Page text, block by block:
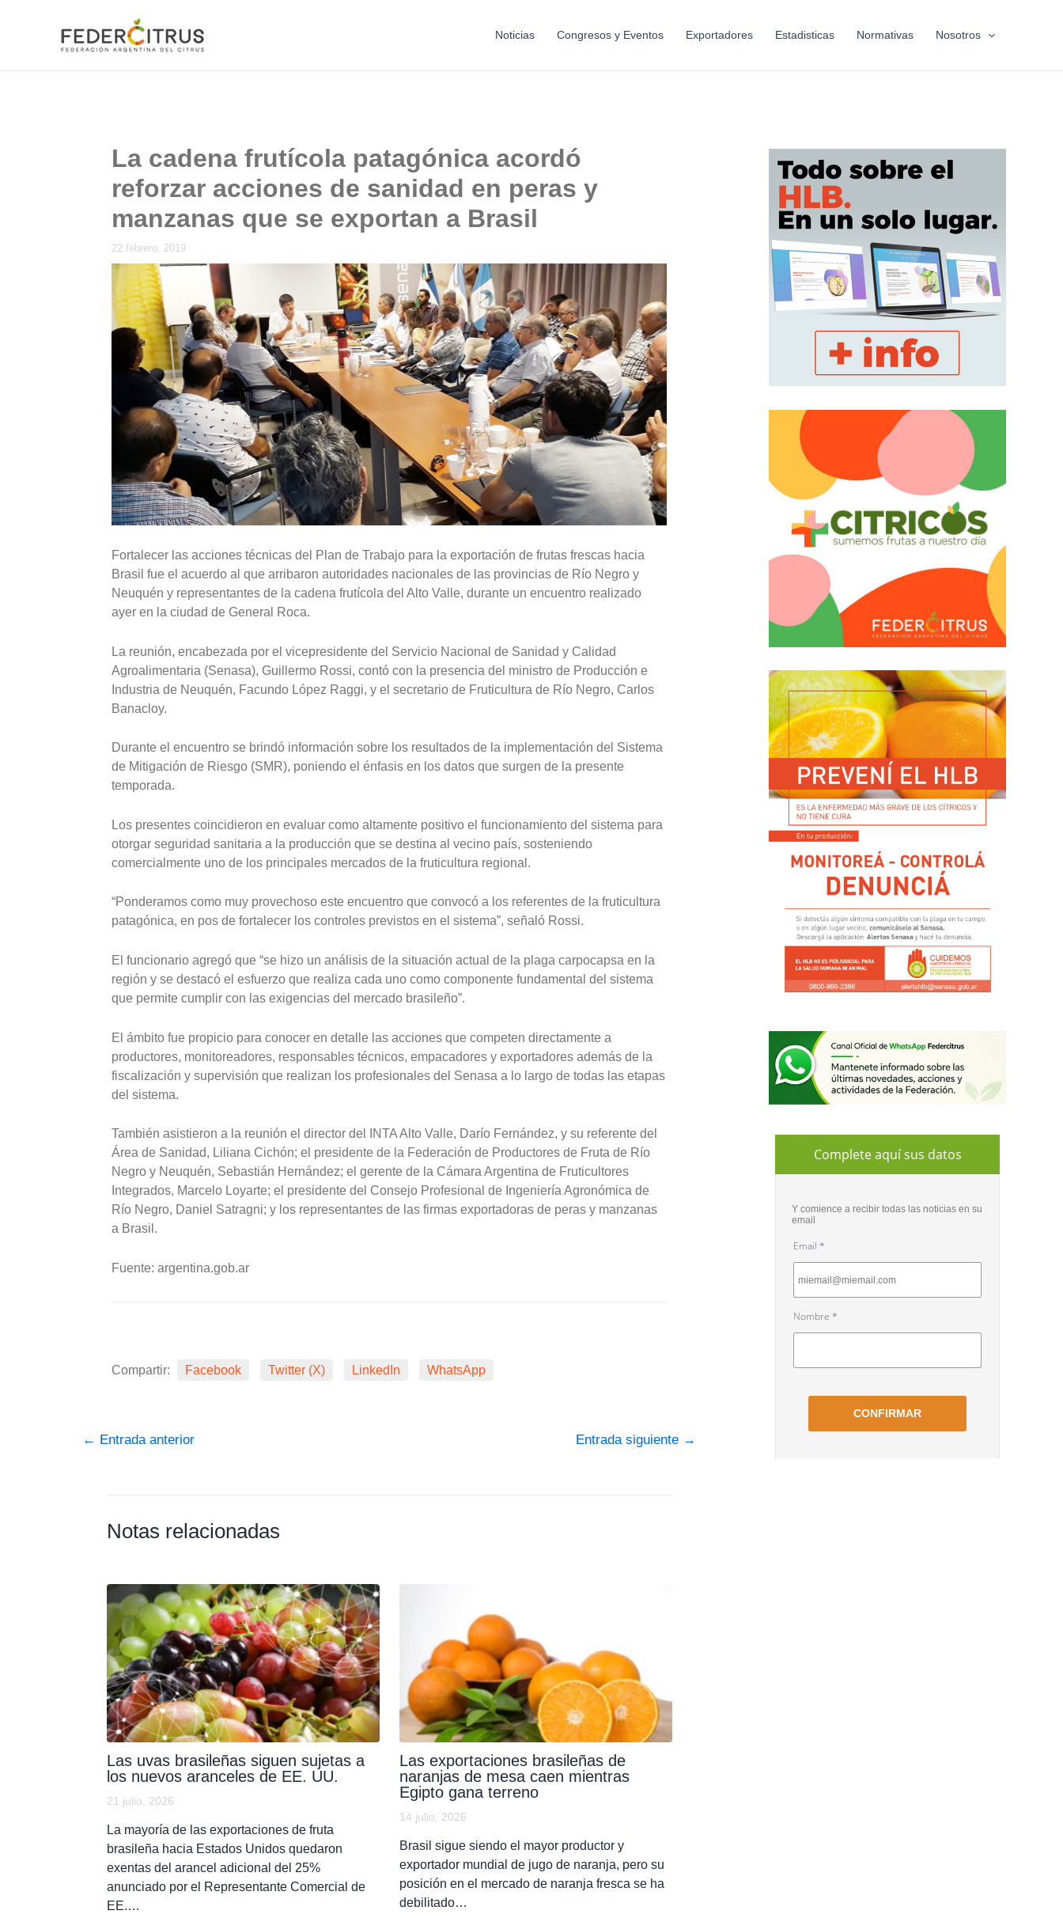
Noticias Congresos y Eventos Exportadores Estadisticas Normativas Nosotros
La cadena frutícola patagónica acordó
reforzar acciones de sanidad en peras y
manzanas que se exportan a Brasil
22 febrero, 2019
Fortalecer las acciones técnicas del Plan de Trabajo para la exportación de frutas frescas hacia
Brasil fue el acuerdo al que arribaron autoridades nacionales de las provincias de Río Negro y
Neuquén y representantes de la cadena frutícola del Alto Valle, durante un encuentro realizado
ayer en la ciudad de General Roca.
La reunión, encabezada por el vicepresidente del Servicio Nacional de Sanidad y Calidad
Agroalimentaria (Senasa), Guillermo Rossi, contó con la presencia del ministro de Producción e
Industria de Neuquén, Facundo López Raggi, y el secretario de Fruticultura de Río Negro, Carlos
Banacloy.
Durante el encuentro se brindó información sobre los resultados de la implementación del Sistema
de Mitigación de Riesgo (SMR), poniendo el énfasis en los datos que surgen de la presente
temporada.
Los presentes coincidieron en evaluar como altamente positivo el funcionamiento del sistema para
otorgar seguridad sanitaria a la producción que se destina al vecino país, sosteniendo
comercialmente uno de los principales mercados de la fruticultura regional.
“Ponderamos como muy provechoso este encuentro que convocó a los referentes de la fruticultura
patagónica, en pos de fortalecer los controles previstos en el sistema”, señaló Rossi.
El funcionario agregó que “se hizo un análisis de la situación actual de la plaga carpocapsa en la
región y se destacó el esfuerzo que realiza cada uno como componente fundamental del sistema
que permite cumplir con las exigencias del mercado brasileño”.
El ámbito fue propicio para conocer en detalle las acciones que competen directamente a
productores, monitoreadores, responsables técnicos, empacadores y exportadores además de la
fiscalización y supervisión que realizan los profesionales del Senasa a lo largo de todas las etapas
del sistema.
También asistieron a la reunión el director del INTA Alto Valle, Darío Fernández, y su referente del
Área de Sanidad, Liliana Cichón; el presidente de la Federación de Productores de Fruta de Río
Negro y Neuquén, Sebastián Hernández; el gerente de la Cámara Argentina de Fruticultores
Integrados, Marcelo Loyarte; el presidente del Consejo Profesional de Ingeniería Agronómica de
Río Negro, Daniel Satragni; y los representantes de las firmas exportadoras de peras y manzanas
a Brasil.
Fuente: argentina.gob.ar
Compartir: Facebook Twitter (X) LinkedIn WhatsApp
← Entrada anterior Entrada siguiente →
Notas relacionadas
Las uvas brasileñas siguen sujetas a
los nuevos aranceles de EE. UU.
21 julio, 2026
La mayoría de las exportaciones de fruta
brasileña hacia Estados Unidos quedaron
exentas del arancel adicional del 25%
anunciado por el Representante Comercial de
EE.…
Las exportaciones brasileñas de
naranjas de mesa caen mientras
Egipto gana terreno
14 julio, 2026
Brasil sigue siendo el mayor productor y
exportador mundial de jugo de naranja, pero su
posición en el mercado de naranja fresca se ha
debilitado…